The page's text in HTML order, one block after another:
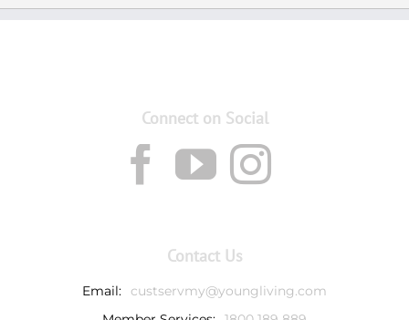
Connect on Social
Contact Us
Email:
custservmy@youngliving.com